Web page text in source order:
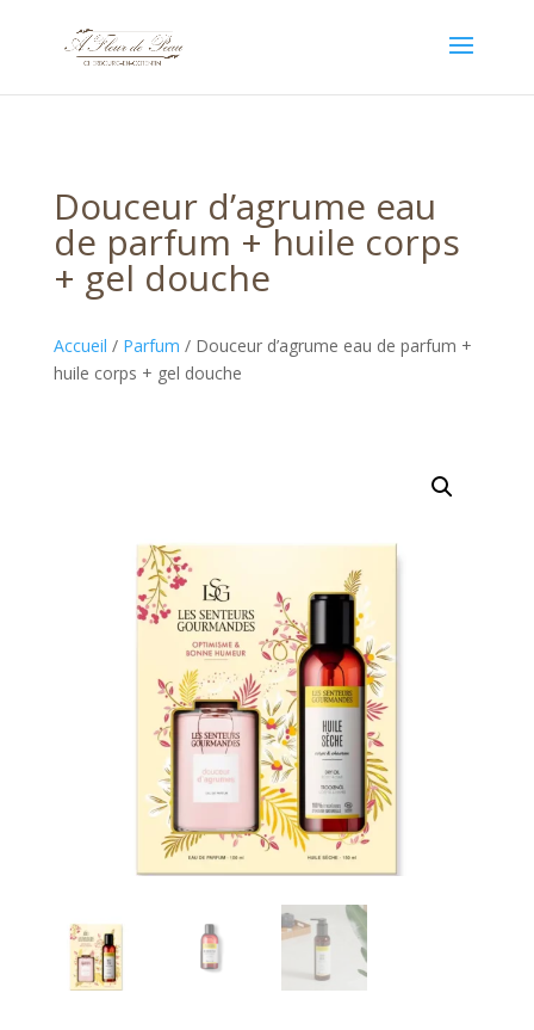
Douceur d’agrume eau
de parfum + huile corps
+ gel douche
Accueil / Parfum / Douceur d’agrume eau de parfum +
huile corps + gel douche